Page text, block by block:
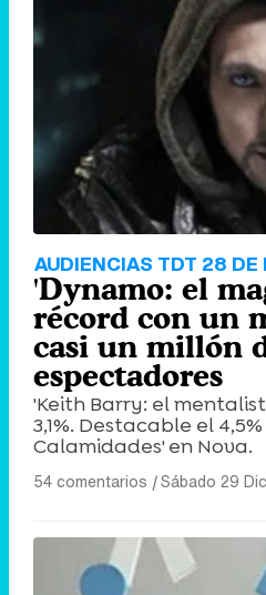
AUDIENCIAS TDT 28 DE
'Dynamo: el
récord con un
casi un millón
espectadores
'Keith Barry: el
3,1%. Destacable el
Calamidades' en Nova.
54 comentarios |Sábado 29